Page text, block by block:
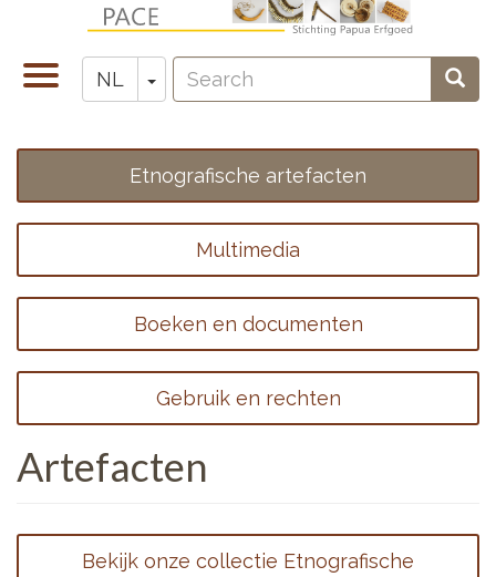
naarNavigatie
wisselen
NL Toggle Dropdown
Zoeken
Search
Footer
menu
1
Etnografische artefacten
Multimedia
Boeken en documenten
Gebruik en rechten
Artefacten
Bekijk onze collectie Etnografische